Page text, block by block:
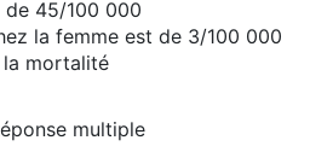
45/100 000
la femme est de 3/100 000
la mortalité
multiple